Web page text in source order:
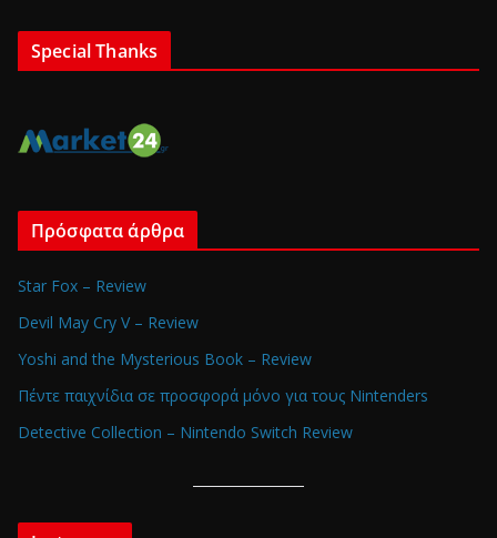
Special Thanks
Πρόσφατα άρθρα
Star Fox – Review
Devil May Cry V – Review
Yoshi and the Mysterious Book – Review
Πέντε παιχνίδια σε προσφορά μόνο για τους Nintenders
Detective Collection – Nintendo Switch Review